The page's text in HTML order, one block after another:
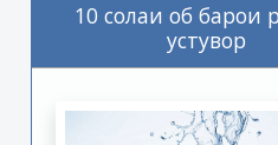
10 солаи об барои
устувор